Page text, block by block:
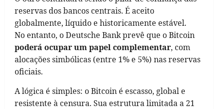
reservas dos bancos centrais. É aceito
globalmente, líquido e historicamente estável.
No entanto, o Deutsche Bank prevê que o Bitcoin
poderá ocupar um papel complementar, com
alocações simbólicas (entre 1% e 5%) nas reservas
oficiais.
A lógica é simples: o Bitcoin é escasso, global e
resistente à censura. Sua estrutura limitada a 21